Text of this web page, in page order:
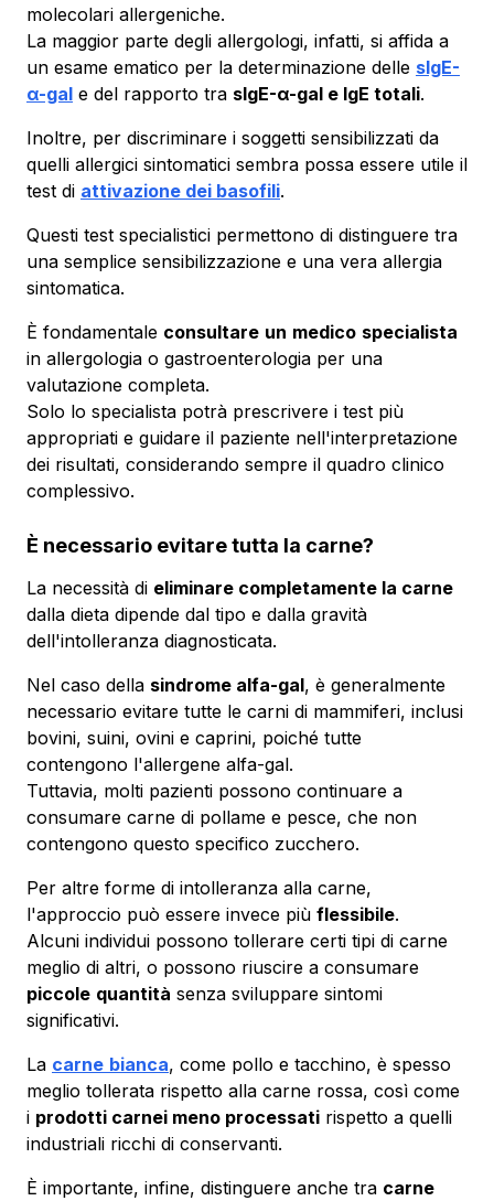
molecolari allergeniche.
La maggior parte degli allergologi, infatti, si affida a
un esame ematico per la determinazione delle sIgE-
α-gal e del rapporto tra sIgE-α-gal e IgE totali.
Inoltre, per discriminare i soggetti sensibilizzati da
quelli allergici sintomatici sembra possa essere utile il
test di attivazione dei basofili.
Questi test specialistici permettono di distinguere tra
una semplice sensibilizzazione e una vera allergia
sintomatica.
È fondamentale consultare un medico specialista
in allergologia o gastroenterologia per una
valutazione completa.
Solo lo specialista potrà prescrivere i test più
appropriati e guidare il paziente nell'interpretazione
dei risultati, considerando sempre il quadro clinico
complessivo.
È necessario evitare tutta la carne?
La necessità di eliminare completamente la carne
dalla dieta dipende dal tipo e dalla gravità
dell'intolleranza diagnosticata.
Nel caso della sindrome alfa-gal, è generalmente
necessario evitare tutte le carni di mammiferi, inclusi
bovini, suini, ovini e caprini, poiché tutte
contengono l'allergene alfa-gal.
Tuttavia, molti pazienti possono continuare a
consumare carne di pollame e pesce, che non
contengono questo specifico zucchero.
Per altre forme di intolleranza alla carne,
l'approccio può essere invece più flessibile.
Alcuni individui possono tollerare certi tipi di carne
meglio di altri, o possono riuscire a consumare
piccole quantità senza sviluppare sintomi
significativi.
La carne bianca, come pollo e tacchino, è spesso
meglio tollerata rispetto alla carne rossa, così come
i prodotti carnei meno processati rispetto a quelli
industriali ricchi di conservanti.
È importante, infine, distinguere anche tra carne